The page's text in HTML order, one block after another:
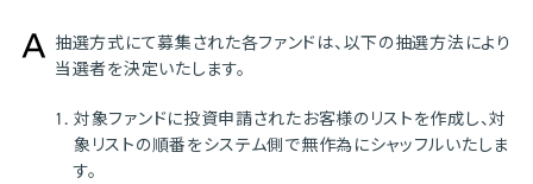
抽選方式にて募集された各ファンドは、以下の抽選方法により
当選者を決定いたします。
1. 対象ファンドに投資申請されたお客様のリストを作成し、対
象リストの順番をシステム側で無作為にシャッフルいたしま
す。